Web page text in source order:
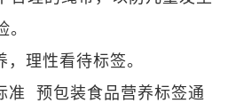
理性看待标签。
准 预包装食品营养标签通